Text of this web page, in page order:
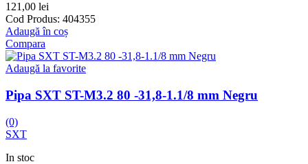
121,00 lei
Cod Produs: 404355
Adaugă în coș
Compara
Adaugă la favorite
Pipa SXT ST-M3.2 80 -31,8-1.1/8 mm Negru
(0)
SXT
In stoc